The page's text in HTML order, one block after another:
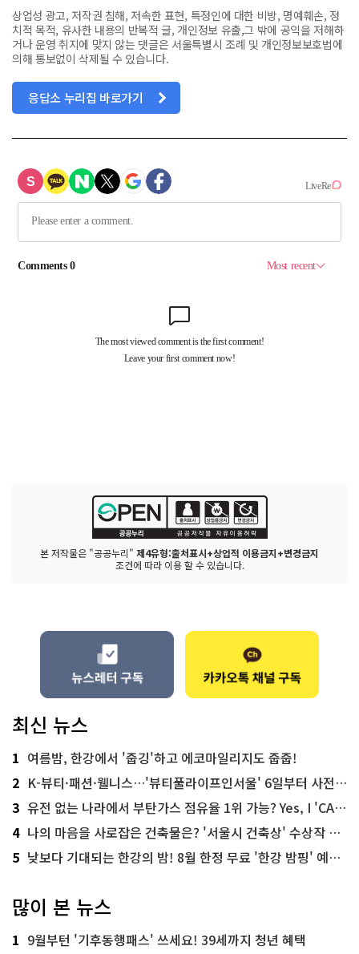
상업성 광고, 저작권 침해, 저속한 표현, 특정인에 대한 비방, 명예훼손, 정
치적 목적, 유사한 내용의 반복적 글, 개인정보 유출,그 밖에 공익을 저해하
거나 운영 취지에 맞지 않는 댓글은 서울특별시 조례 및 개인정보보호법에
의해 통보없이 삭제될 수 있습니다.
응답소 누리집 바로가기
본 저작물은 "공공누리" 제4유형:출처표시+상업적 이용금지+변경금지
조건에 따라 이용 할 수 있습니다.
최신 뉴스
1 여름밤, 한강에서 '줍깅'하고 에코마일리지도 줍줍!
2 K-뷰티·패션·웰니스…'뷰티풀라이프인서울' 6일부터 사전 예약
3 유전 없는 나라에서 부탄가스 점유율 1위 가능? Yes, I 'CAN'
4 나의 마음을 사로잡은 건축물은? '서울시 건축상' 수상작 공개!
5 낮보다 기대되는 한강의 밤! 8월 한정 무료 '한강 밤핑' 예약은?
많이 본 뉴스
1 9월부턴 '기후동행패스' 쓰세요! 39세까지 청년 혜택